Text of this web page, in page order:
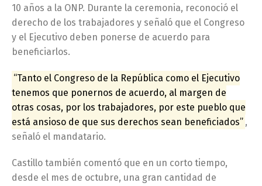
10 años a la ONP. Durante la ceremonia, reconoció el
derecho de los trabajadores y señaló que el Congreso
y el Ejecutivo deben ponerse de acuerdo para
beneficiarlos.
“Tanto el Congreso de la República como el Ejecutivo
tenemos que ponernos de acuerdo, al margen de
otras cosas, por los trabajadores, por este pueblo que
está ansioso de que sus derechos sean beneficiados” ,
señaló el mandatario.
Castillo también comentó que en un corto tiempo,
desde el mes de octubre, una gran cantidad de